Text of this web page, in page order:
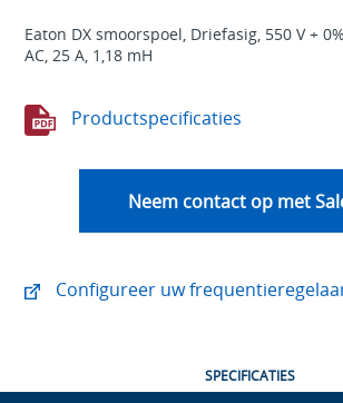
Eaton DX smoorspoel, Driefasig, 550 V +
AC, 25 A, 1,18 mH
Productspecificaties
Neem contact op met
Configureer uw
SPECIFICATIES